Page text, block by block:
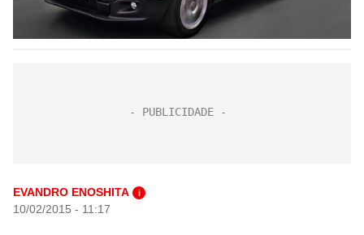
EVANDRO ENOSHITA i
10/02/2015 - 11:17